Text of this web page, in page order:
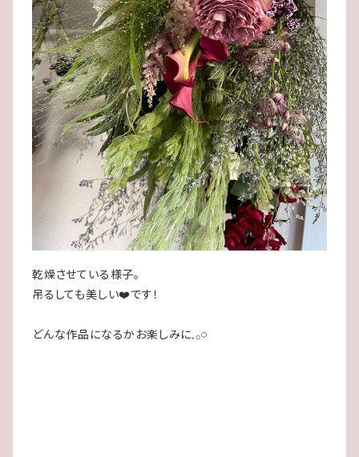
乾燥させている様子。
吊るしても美しい❤️です！
どんな作品になるかお楽しみに𓈒𓂂𓏸